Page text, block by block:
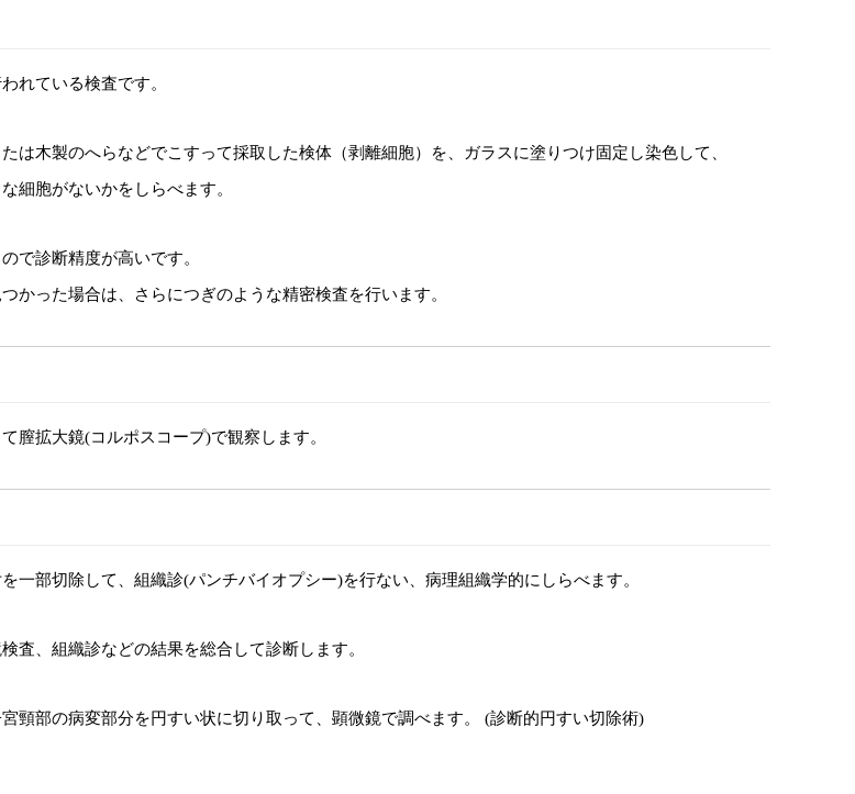
れている検査です。
は木製のへらなどでこすって採取した検体（剥離細胞）を、ガラスに塗りつけ固定し染色して、
細胞がないかをしらべます。
で診断精度が高いです。
かった場合は、さらにつぎのような精密検査を行います。
膣拡大鏡(コルポスコープ)で観察します。
一部切除して、組織診(パンチバイオプシー)を行ない、病理組織学的にしらべます。
査、組織診などの結果を総合して診断します。
頸部の病変部分を円すい状に切り取って、顕微鏡で調べます。 (診断的円すい切除術)